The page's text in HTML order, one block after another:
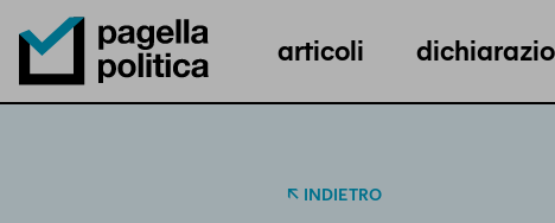
Pagella Politica Logo
articoli
INDIETRO